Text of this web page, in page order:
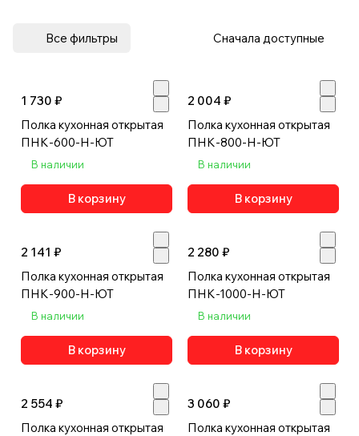
Все фильтры Сначала доступные
1 730 ₽
Полка кухонная открытая
ПНК-600-Н-ЮТ
В наличии
В корзину
2 004 ₽
Полка кухонная открытая
ПНК-800-Н-ЮТ
В наличии
В корзину
2 141 ₽
Полка кухонная открытая
ПНК-900-Н-ЮТ
В наличии
В корзину
2 280 ₽
Полка кухонная открытая
ПНК-1000-Н-ЮТ
В наличии
В корзину
2 554 ₽
Полка кухонная открытая
3 060 ₽
Полка кухонная открытая